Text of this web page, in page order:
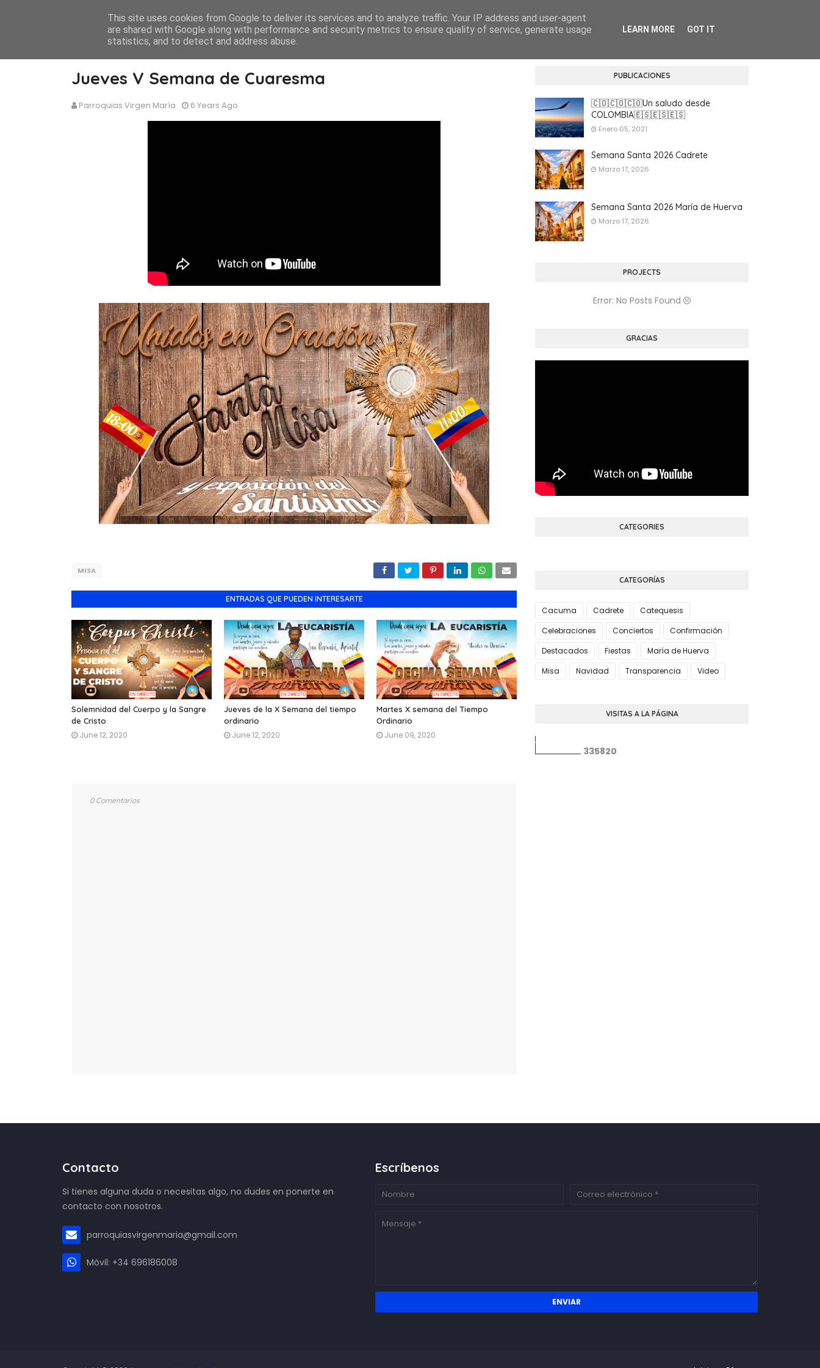
Jueves V Semana de Cuaresma
Parroquias Virgen María 6 Years Ago
MISA
ENTRADAS QUE PUEDEN INTERESARTE
Solemnidad del Cuerpo y la Sangre
de Cristo
June 12, 2020
Jueves de la X Semana del tiempo
ordinario
June 12, 2020
Martes X semana del Tiempo
Ordinario
June 09, 2020
0 Comentarios
PUBLICACIONES
🇨🇴🇨🇴🇨🇴Un saludo desde
COLOMBIA🇪🇸🇪🇸🇪🇸
Enero 05, 2021
Semana Santa 2026 Cadrete
Marzo 17, 2026
Semana Santa 2026 María de Huerva
Marzo 17, 2026
PROJECTS
Error: No Posts Found
GRACIAS
CATEGORIES
CATEGORÍAS
Cacuma Cadrete
Catequesis
Celebraciones
Conciertos
Confirmación
Destacados
Fiestas
María de Huerva
Misa
Navidad Transparencia Video
VISITAS A LA PÁGINA
335820
Contacto
Si tienes alguna duda o necesitas algo, no dudes en ponerte en
contacto con nosotros.
parroquiasvirgenmaria@gmail.com
Móvil: +34 696186008
Escríbenos
This site uses cookies from Google to deliver its services and to analyze traffic. Your IP address and user-agent
are shared with Google along with performance and security metrics to ensure quality of service, generate usage
statistics, and to detect and address abuse.
LEARN MORE GOT IT